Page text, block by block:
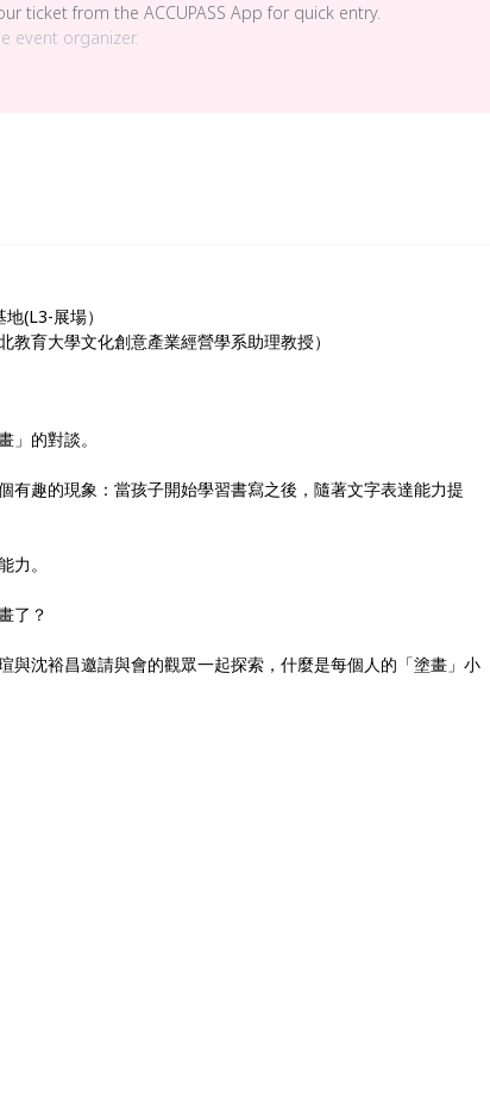
ticket from the ACCUPASS App for quick entry.
event organizer.
(L3-展場）
育大學文化創意產業經營學系助理教授）
」的對談。
有趣的現象：當孩子開始學習書寫之後，隨著文字表達能力提
力。
了？
與沈裕昌邀請與會的觀眾一起探索，什麼是每個人的「塗畫」小